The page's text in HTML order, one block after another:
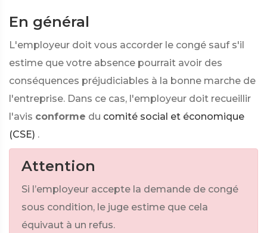
En général
L'employeur doit vous accorder le congé sauf s'il
estime que votre absence pourrait avoir des
conséquences préjudiciables à la bonne marche de
l'entreprise. Dans ce cas, l'employeur doit recueillir
l'avis conforme du comité social et économique
(CSE) .
Attention
Si l’employeur accepte la demande de congé
sous condition, le juge estime que cela
équivaut à un refus.